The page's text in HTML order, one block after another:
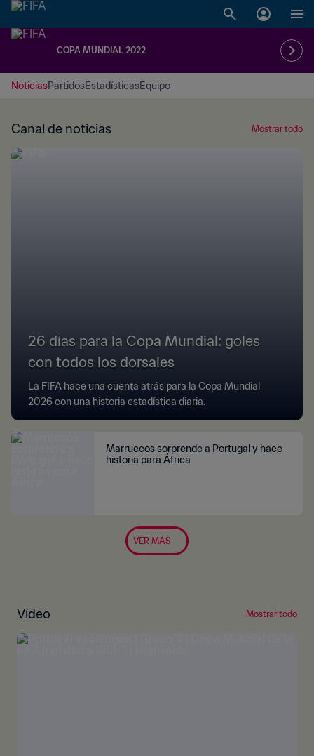
COPA MUNDIAL 2022
NoticiasPartidosEstadísticasEquipo
Canal de noticias Mostrar todo
26 días para la Copa Mundial: goles
con todos los dorsales
La FIFA hace una cuenta atrás para la Copa Mundial
2026 con una historia estadística diaria.
Marruecos sorprende a Portugal y hace
historia para África
VER MÁS
Vídeo Mostrar todo